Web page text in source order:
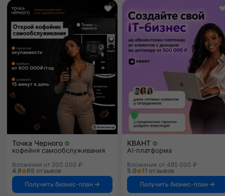
Точка Черного
кофейня самообслуживания
Вложения от 200 000 ₽
4.9
89 отзывов
Получить бизнес-план
КВАНТ
AI-платформа
Вложения от 485 000 ₽
5.0
11 отзывов
Получить бизнес-план